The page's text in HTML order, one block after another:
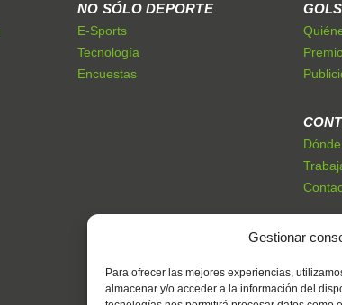
Gestionar
Para ofrecer las mejores experiencias,
almacenar y/o acceder a la información del
NO SÓLO DEPORTE
E-Sports
Tecnología
Encuestas